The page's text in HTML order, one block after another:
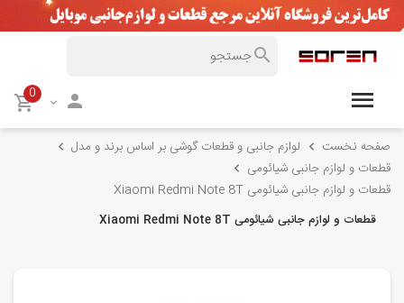
0
صفحه نخست
لوازم جانبی و قطعات گوشی بر اساس برند و مدل
قطعات و لوازم جانبی شیائومی
قطعات و لوازم جانبی شیائومی Xiaomi Redmi Note 8T
قطعات و لوازم جانبی شیائومی Xiaomi Redmi Note 8T